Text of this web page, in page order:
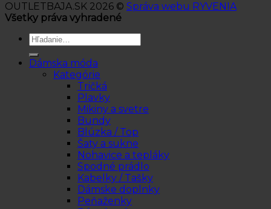
OUTLETBAJA.SK 2026 © Správa webu RYVENIA
Všetky práva vyhradené
Hľadať:
Dámska móda
Kategórie
Tričká
Plavky
Mikiny a svetre
Bundy
Blúzka / Top
Šaty a sukne
Nohavice a tepláky
Spodné prádlo
Kabelky / Tašky
Dámske doplnky
Peňaženky